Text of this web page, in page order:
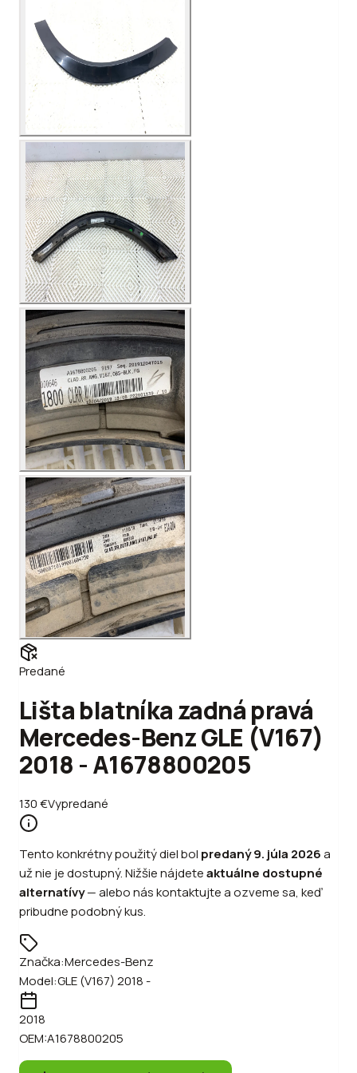
Predané
Lišta blatníka zadná pravá
Mercedes-Benz GLE (V167)
2018 - A1678800205
130€Vypredané
Tento konkrétny použitý diel bol predaný9. júla 2026a
už nie je dostupný. Nižšie nájdeteaktuálne dostupné
alternatívy—alebonás kontaktujte a ozveme sa, keď
pribudne podobný kus.
Značka:Mercedes-Benz
Model:GLE (V167) 2018 -
2018
OEM:A1678800205